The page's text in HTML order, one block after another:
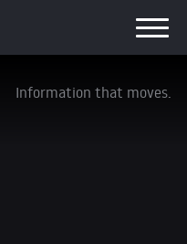
Information that moves.